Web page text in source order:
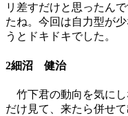
リ差すだけと思ったん
たね。今回は自力型が
うとドキドキでした。
2細沼 健治
竹下君の動向を気にし
だけ見て、来たら併せ